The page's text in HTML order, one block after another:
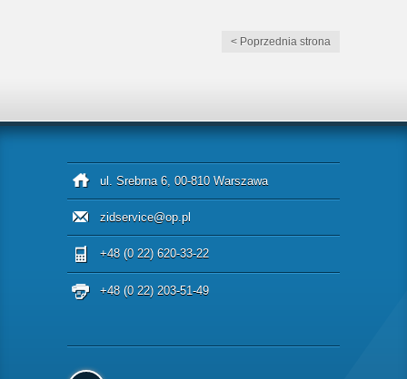
< Poprzednia strona
ul. Srebrna 6, 00-810 Warszawa
zidservice@op.pl
+48 (0 22) 620-33-22
+48 (0 22) 203-51-49